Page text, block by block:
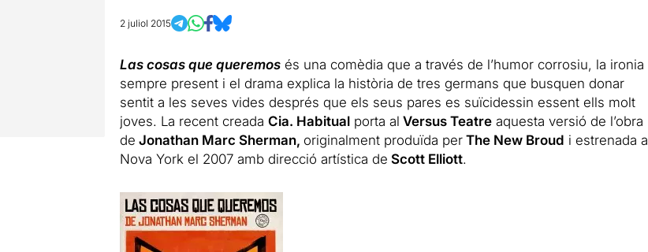
2 juliol 2015
Las cosas que queremosés una comèdia que a través de l’humor corrosiu, la ironia
sempre present i el drama explica la història de tres germans que busquen donar
sentit a les seves vides després que els seus pares es suïcidessin essent ells molt
joves. La recent creada Cia. Habitualporta al Versus Teatreaquesta versió de l’obra
de Jonathan Marc Sherman, originalment produïda perThe New Broud i estrenada a
Nova York el 2007 amb direcció artística de Scott Elliott.